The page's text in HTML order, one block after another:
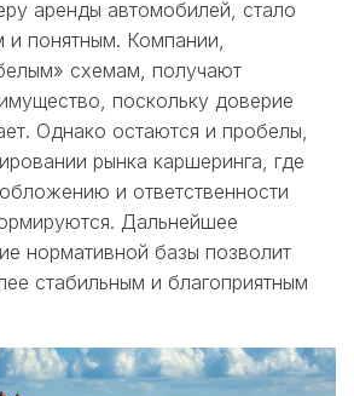
аренды автомобилей, стало
и понятным. Компании,
схемам, получают
поскольку доверие
Однако остаются и пробелы,
рынка каршеринга, где
и ответственности
Дальнейшее
нормативной базы позволит
стабильным и благоприятным